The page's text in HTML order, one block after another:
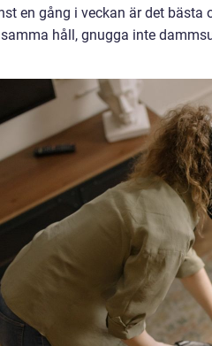
en gång i veckan är det
håll, gnugga inte